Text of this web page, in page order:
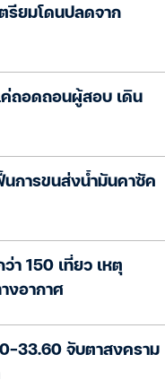
รียมโดนปลดจาก
ถอดถอนผู้สอบ เดิน
การขนส่งน้ำมันคาซัค
า 150 เที่ยว เหตุ
งอากาศ
33.60 จับตาสงคราม